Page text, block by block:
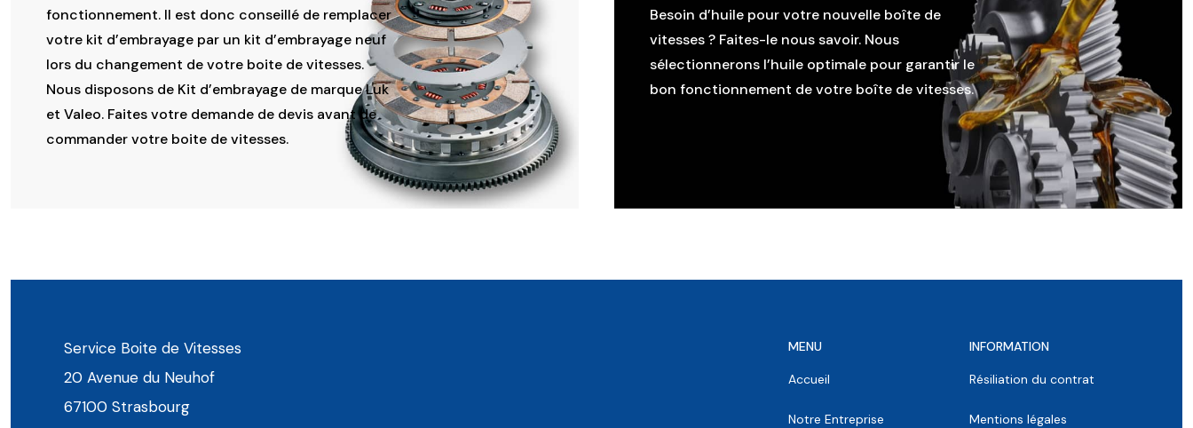
fonctionnement. Il est donc conseillé de remplacer
votre kit d’embrayage par un kit d’embrayage neuf
lors du changement de votre boite de vitesses.
Nous disposons de Kit d’embrayage de marque Luk
et Valeo. Faites votre demande de devis avant de
commander votre boite de vitesses.
Besoin d’huile pour votre nouvelle boîte de
vitesses ? Faites-le nous savoir. Nous
sélectionnerons l’huile optimale pour garantir le
bon fonctionnement de votre boîte de vitesses.
Service Boite de Vitesses
20 Avenue du Neuhof
67100 Strasbourg
MENU
Accueil
Notre Entreprise
INFORMATION
Résiliation du contrat
Mentions légales